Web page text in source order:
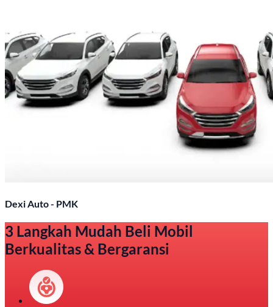
Dexi Auto - PMK
3 Langkah Mudah Beli Mobil
Berkualitas & Bergaransi